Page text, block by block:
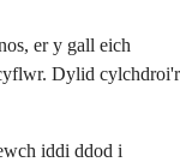
er y gall eich
Dylid cylchdroi'r
iddi ddod i